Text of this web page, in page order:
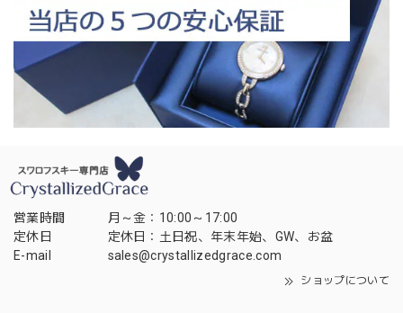
営業時間
月～金：10:00～17:00
定休日
定休日：土日祝、年末年始、GW、お盆
E-mail
sales@crystallizedgrace.com
ショップについて